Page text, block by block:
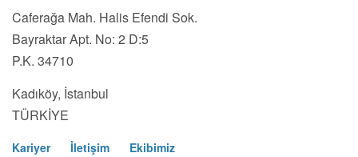
Caferağa Mah. Halis Efendi Sok.
Bayraktar Apt. No: 2 D:5
P.K. 34710
Kadıköy, İstanbul
TÜRKİYE
Kariyer İletişim Ekibimiz